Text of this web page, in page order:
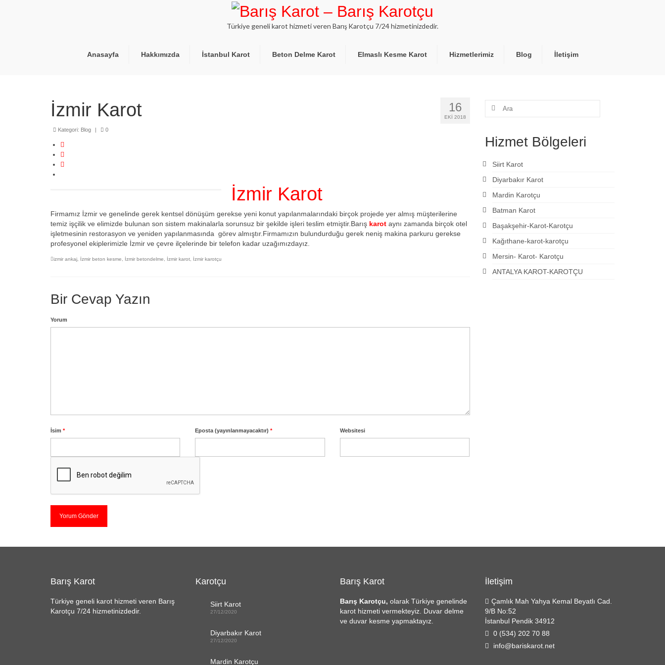
Türkiye geneli karot hizmeti veren Barış Karotçu 7/24 hizmetinizdedir.
Anasayfa Hakkımızda İstanbul Karot Beton Delme Karot Elmaslı Kesme Karot Hizmetlerimiz Blog İletişim
16
EKI 2018
İzmir Karot
Kategori: Blog | 0
İzmir Karot
Firmamız İzmir ve genelinde gerek kentsel dönüşüm gerekse yeni konut yapılanmalarındaki birçok projede yer almış müşterilerine
temiz işçilik ve elimizde bulunan son sistem makinalarla sorunsuz bir şekilde işleri teslim etmiştir.Barış karot aynı zamanda birçok otel
işletmesinin restorasyon ve yeniden yapılanmasında görev almıştır.Firmamızın bulundurduğu gerek neniş makina parkuru gerekse
profesyonel ekiplerimizle İzmir ve çevre ilçelerinde bir telefon kadar uzağımızdayız.
izmir ankaj İzmir beton kesme İzmir betondelme İzmir karot İzmir karotçu
Bir Cevap Yazın
Yorum
İsim * Eposta (yayınlanmayacaktır)* Websitesi
Şunu
Hizmet Bölgeleri
Siirt Karot
Diyarbakır Karot
Mardin Karotçu
Batman Karot
Başakşehir-Karot-Karotçu
Kağıthane-karot-karotçu
Mersin- Karot- Karotçu
ANTALYA KAROT-KAROTÇU
Barış Karot
Türkiye geneli karot hizmeti veren Barış
Karotçu 7/24 hizmetinizdedir.
Karotçu
Siirt Karot
27/12/2020
Diyarbakır Karot
27/12/2020
Mardin Karotçu
Barış Karot
Barış Karotçu, olarak Türkiye genelinde
karot hizmeti vermekteyiz. Duvar delme
ve duvar kesme yapmaktayız.
İletişim
Çamlık Mah Yahya Kemal Beyatlı Cad.
9/B No:52
İstanbul Pendik 34912
0 (534) 202 70 88
info@bariskarot.net